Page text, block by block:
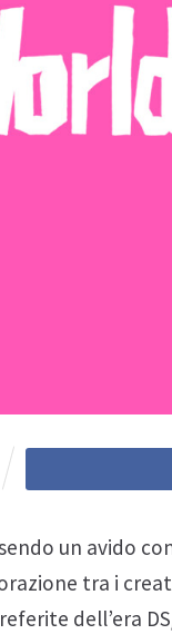
un avido
tra i
dell’era